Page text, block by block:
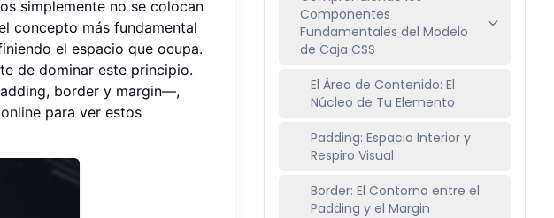
simplemente no se colocan
concepto más fundamental
el espacio que ocupa.
de dominar este principio.
border y margin—,
para ver estos
Componentes
Fundamentales del Modelo
de Caja CSS
El Área de Contenido: El
Núcleo de Tu Elemento
Padding: Espacio Interior y
Respiro Visual
Border: El Contorno entre el
Padding y el Margin